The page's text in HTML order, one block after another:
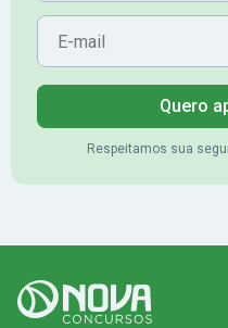
E-mail
Quero
Respeitamos sua